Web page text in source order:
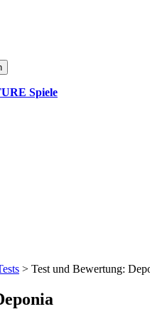
Spiele
> Test und Bewertung: